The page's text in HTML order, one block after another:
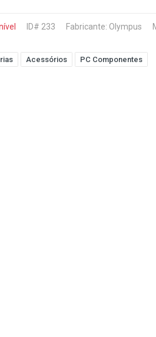
ID# 233 Fabricante: Olympus
Acessórios PC Componentes